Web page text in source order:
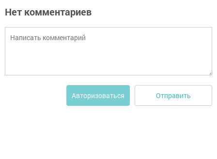
Нет комментариев
Авторизоваться Отправить